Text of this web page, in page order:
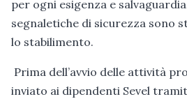
per ogni esigenza e
segnaletiche di sicurezza sono
lo stabilimento.
Prima dell’avvio delle attività
inviato ai dipendenti Sevel